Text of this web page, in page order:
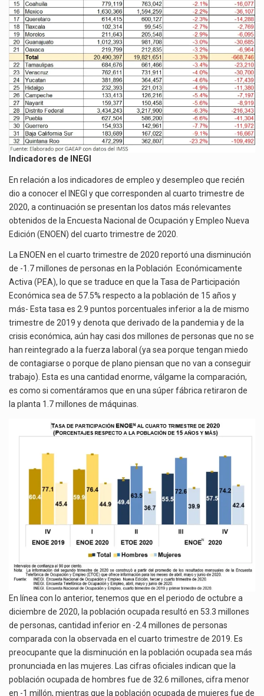
Indicadores de INEGI
En relación a los indicadores de empleo y desempleo que recién
dio a conocer el INEGI y que corresponden al cuarto trimestre de
2020, a continuación se presentan los datos más relevantes
obtenidos de la Encuesta Nacional de Ocupación y Empleo Nueva
Edición (ENOEN) del cuarto trimestre de 2020.
La ENOEN en el cuarto trimestre de 2020 reportó una disminución
de -1.7 millones de personas en la Población Económicamente
Activa (PEA), lo que se traduce en que la Tasa de Participación
Económica sea de 57.5% respecto a la población de 15 años y
más- Esta tasa es 2.9 puntos porcentuales inferior a la de mismo
trimestre de 2019 y denota que derivado de la pandemia y de la
crisis económica, aún hay casi dos millones de personas que no se
han reintegrado a la fuerza laboral (ya sea porque tengan miedo
de contagiarse o porque de plano piensan que no van a conseguir
trabajo). Esta es una cantidad enorme, válgame la comparación,
es como si comentáramos que en una súper fábrica retiraron de
la planta 1.7 millones de máquinas.
En línea con lo anterior, tenemos que en el periodo de octubre a
diciembre de 2020, la población ocupada resultó en 53.3 millones
de personas, cantidad inferior en -2.4 millones de personas
comparada con la observada en el cuarto trimestre de 2019. Es
preocupante que la disminución en la población ocupada sea más
pronunciada en las mujeres. Las cifras oficiales indican que la
población ocupada de hombres fue de 32.6 millones, cifra menor
en -1 millón, mientras que la población ocupada de mujeres fue de